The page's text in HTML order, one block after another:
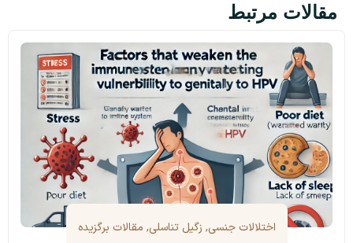
مقالات مرتبط
اختلالات جنسی, زگیل تناسلی, مقالات برگزیده